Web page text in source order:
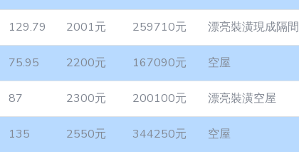
129.79 2001元 259710元 漂亮裝潢現成隔間
75.95 2200元 167090元 空屋
87 2300元 200100元 漂亮裝潢空屋
135 2550元 344250元 空屋